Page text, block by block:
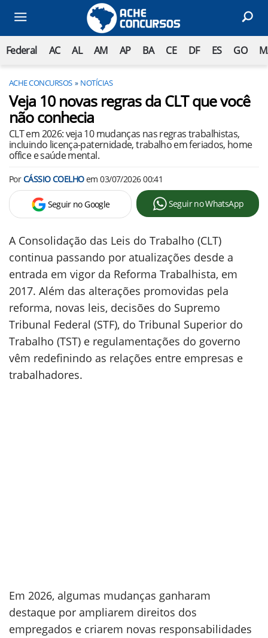
Federal AC AL AM AP BA CE DF ES GO
ACHE CONCURSOS NOTÍCIAS
Veja 10 novas regras da CLT que você
não conhecia
CLT em 2026: veja 10 mudanças nas regras trabalhistas,
incluindo licença-paternidade, trabalho em feriados, home
office e saúde mental.
PorCÁSSIO COELHOem03/07/2026 00:41
Seguir no Google Seguir no WhatsApp
A Consolidação das Leis do Trabalho (CLT)
continua passando por atualizações desde a
entrada em vigor da Reforma Trabalhista, em
2017. Além das alterações promovidas pela
reforma, novas leis, decisões do Supremo
Tribunal Federal (STF), do Tribunal Superior do
Trabalho (TST) e regulamentações do governo
vêm redefinindo as relações entre empresas e
trabalhadores.
Em 2026, algumas mudanças ganharam
destaque por ampliarem direitos dos
empregados e criarem novas responsabilidades